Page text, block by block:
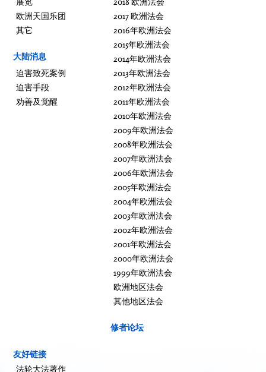
欧洲天国乐团
其它
大陆消息
迫害致死案例
迫害手段
劝善及觉醒
2017 欧洲法会
2016年欧洲法会
2015年欧洲法会
2014年欧洲法会
2013年欧洲法会
2012年欧洲法会
2011年欧洲法会
2010年欧洲法会
2009年欧洲法会
2008年欧洲法会
2007年欧洲法会
2006年欧洲法会
2005年欧洲法会
2004年欧洲法会
2003年欧洲法会
2002年欧洲法会
2001年欧洲法会
2000年欧洲法会
1999年欧洲法会
欧洲地区法会
其他地区法会
修者论坛
友好链接
法轮大法著作